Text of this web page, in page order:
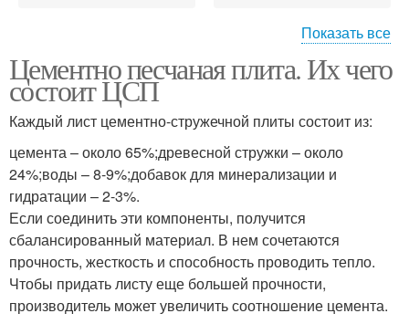
Плиты для фасада Стружечная плита
Плиты для обшивки Стружечные плиты
Показать все
Цементно песчаная плита. Их чего
состоит ЦСП
Каждый лист цементно-стружечной плиты состоит из:
цемента – около 65%;древесной стружки – около
24%;воды – 8-9%;добавок для минерализации и
гидратации – 2-3%.
Если соединить эти компоненты, получится
сбалансированный материал. В нем сочетаются
прочность, жесткость и способность проводить тепло.
Чтобы придать листу еще большей прочности,
производитель может увеличить соотношение цемента.